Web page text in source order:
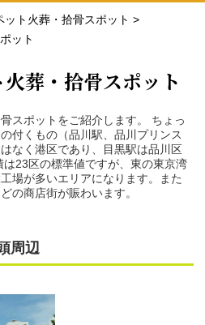
ット火葬・拾骨スポット >
ット
葬・拾骨スポット
スポットをご紹介します。 ちょっ
付くもの（品川駅、品川プリンス
なく港区であり、目黒駅は品川区
23区の標準値ですが、東の東京湾
場が多いエリアになります。また
の商店街が賑わいます。
周辺